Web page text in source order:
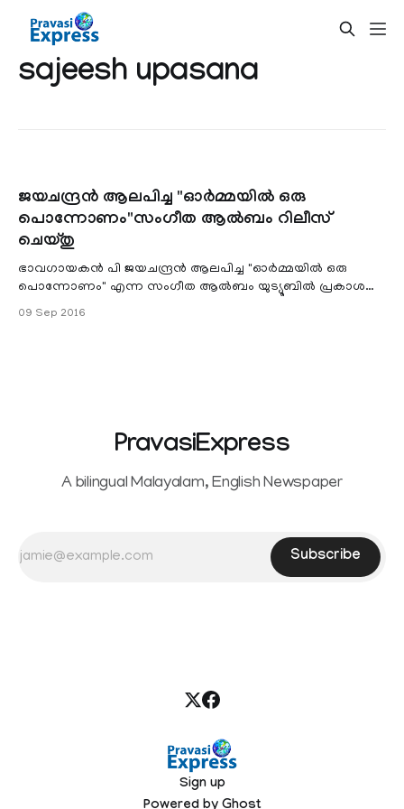
sajeesh upasana
ജയചന്ദ്രന്‍ ആലപിച്ച "ഓര്‍മ്മയില്‍ ഒരു
പൊന്നോണം"സംഗീത ആല്‍ബം റിലീസ്
ചെയ്തു
ഭാവഗായകന്‍ പി ജയചന്ദ്രന്‍ ആലപിച്ച "ഓര്‍മ്മയില്‍ ഒരു
പൊന്നോണം" എന്ന സംഗീത ആല്‍ബം യുട്യൂബില്‍ പ്രകാശനം
ചെയ്തു. സജീഷ് ഉപാസന സംഗീതവും, രചനയും നിര്‍വഹി
09 Sep 2016
PravasiExpress
A bilingual Malayalam, English Newspaper
Subscribe
Sign up